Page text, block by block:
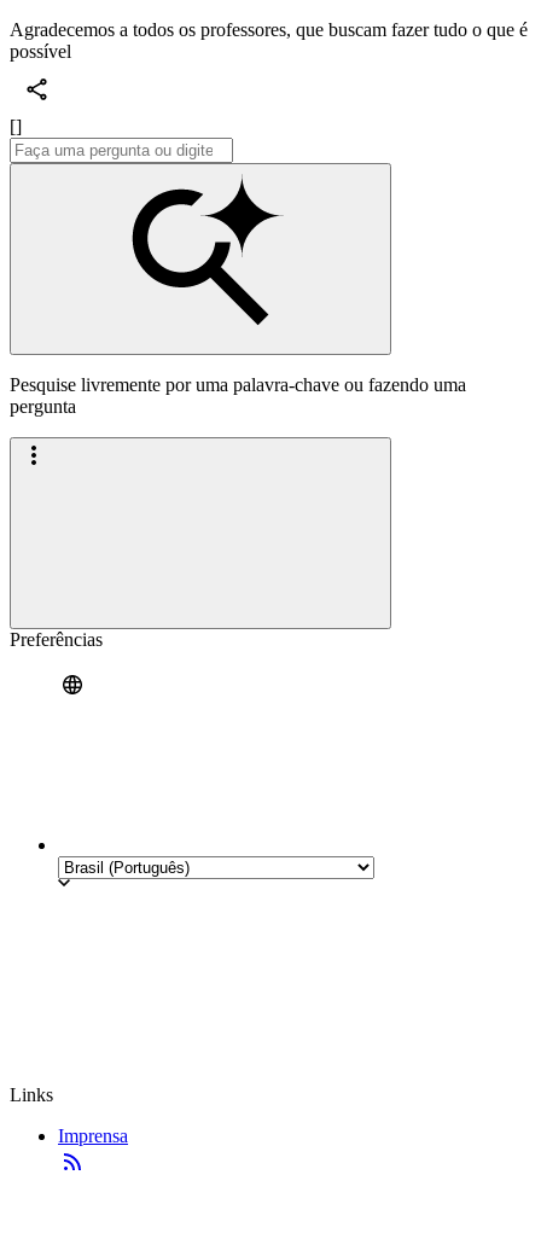
Agradecemos a todos os professores, que buscam fazer tudo o que é
possível
[]
Pesquise livremente por uma palavra-chave ou fazendo uma
pergunta
Preferências
Links
Imprensa